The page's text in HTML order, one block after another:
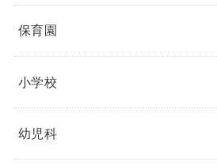
保育園
小学校
幼児科